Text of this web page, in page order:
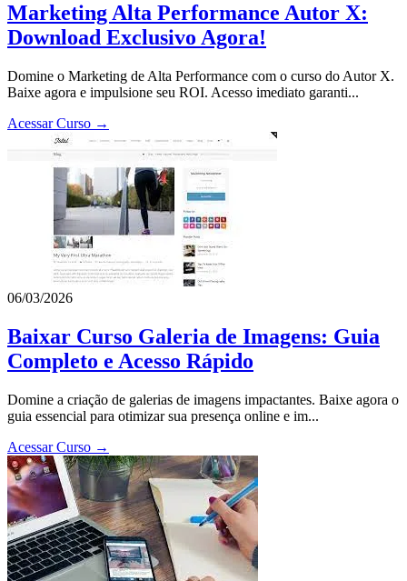
Marketing Alta Performance Autor X:
Download Exclusivo Agora!
Domine o Marketing de Alta Performance com o curso do Autor X.
Baixe agora e impulsione seu ROI. Acesso imediato garanti...
Acessar Curso →
06/03/2026
Baixar Curso Galeria de Imagens: Guia
Completo e Acesso Rápido
Domine a criação de galerias de imagens impactantes. Baixe agora o
guia essencial para otimizar sua presença online e im...
Acessar Curso →